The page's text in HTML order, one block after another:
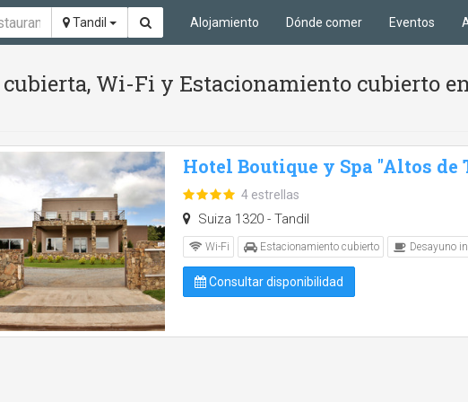
Tandil Alojamiento Dónde comer Eventos
Wi-Fi y Estacionamiento cubierto
Hotel Boutique y Spa "Altos de
4 estrellas
Suiza 1320 - Tandil
Wi-Fi Estacionamiento cubierto Desayuno
Consultar disponibilidad